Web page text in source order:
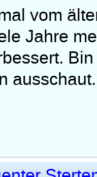
vom
Jahre
ausschaut.